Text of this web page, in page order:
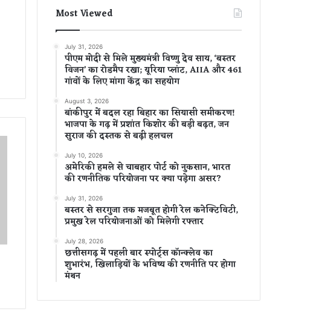
Most Viewed
July 31, 2026
पीएम मोदी से मिले मुख्यमंत्री विष्णु देव साय, ‘बस्तर
विजन’ का रोडमैप रखा; यूरिया प्लांट, AIIA और 461
गांवों के लिए मांगा केंद्र का सहयोग
August 3, 2026
बांकीपुर में बदल रहा बिहार का सियासी समीकरण!
भाजपा के गढ़ में प्रशांत किशोर की बड़ी बढ़त, जन
सुराज की दस्तक से बढ़ी हलचल
July 10, 2026
अमेरिकी हमले से चाबहार पोर्ट को नुकसान, भारत
की रणनीतिक परियोजना पर क्या पड़ेगा असर?
July 31, 2026
बस्तर से सरगुजा तक मजबूत होगी रेल कनेक्टिविटी,
प्रमुख रेल परियोजनाओं को मिलेगी रफ्तार
July 28, 2026
छत्तीसगढ़ में पहली बार स्पोर्ट्स कॉन्क्लेव का
शुभारंभ, खिलाड़ियों के भविष्य की रणनीति पर होगा
मंथन